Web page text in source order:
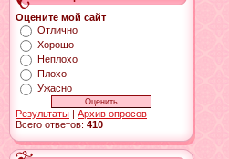
Оцените мой сайт
Отлично
Хорошо
Неплохо
Плохо
Ужасно
Результаты | Архив опросов
Всего ответов: 410